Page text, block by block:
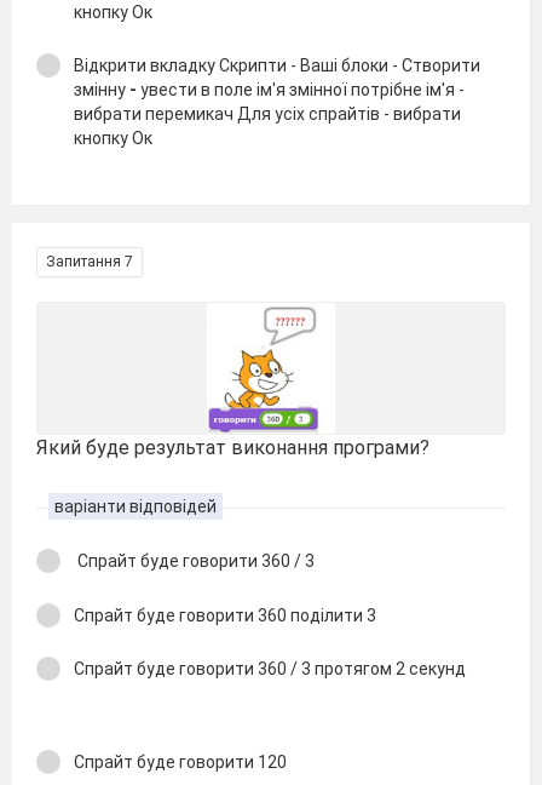
кнопку Ок
Відкрити вкладку Скрипти - Ваші блоки - Створити
змінну - увести в поле ім'я змінної потрібне ім'я -
вибрати перемикач Для усіх спрайтів - вибрати
кнопку Ок
Запитання 7
Який буде результат виконання програми?
варіанти відповідей
Спрайт буде говорити 360 / 3
Спрайт буде говорити 360 поділити 3
Спрайт буде говорити 360 / 3 протягом 2 секунд
Спрайт буде говорити 120